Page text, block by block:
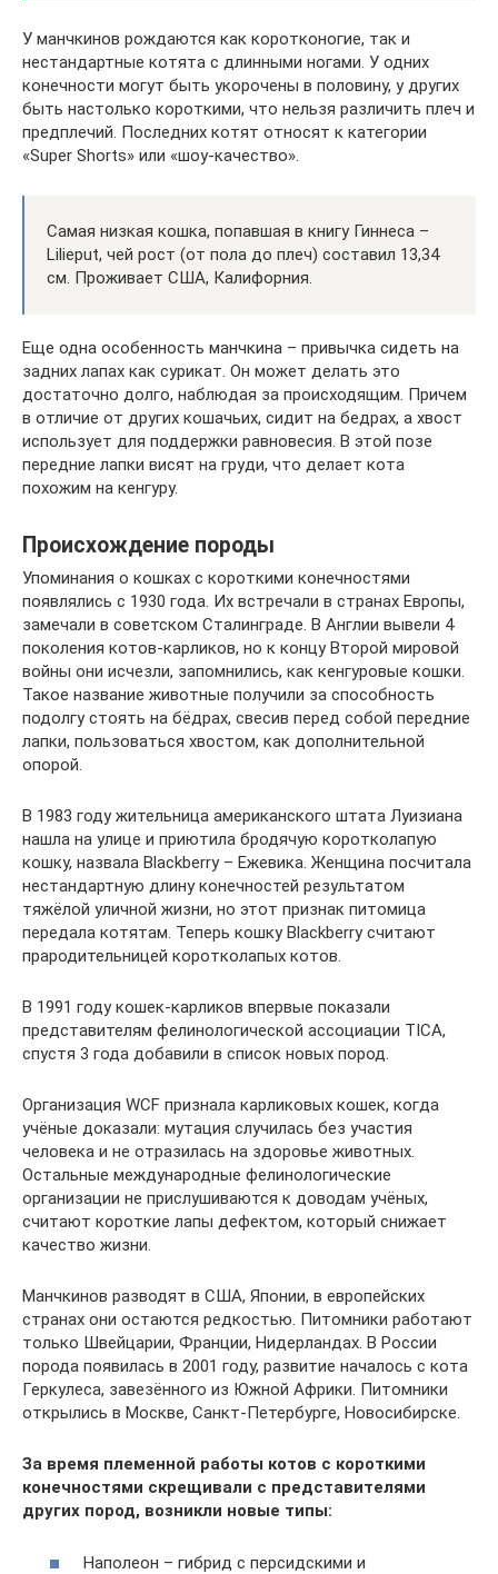
У манчкинов рождаются как коротконогие, так и
нестандартные котята с длинными ногами. У одних
конечности могут быть укорочены в половину, у других
быть настолько короткими, что нельзя различить плеч и
предплечий. Последних котят относят к категории
«Super Shorts» или «шоу-качество».
Самая низкая кошка, попавшая в книгу Гиннеса –
Lilieput, чей рост (от пола до плеч) составил 13,34
см. Проживает США, Калифорния.
Еще одна особенность манчкина – привычка сидеть на
задних лапах как сурикат. Он может делать это
достаточно долго, наблюдая за происходящим. Причем
в отличие от других кошачьих, сидит на бедрах, а хвост
использует для поддержки равновесия. В этой позе
передние лапки висят на груди, что делает кота
похожим на кенгуру.
Происхождение породы
Упоминания о кошках с короткими конечностями
появлялись с 1930 года. Их встречали в странах Европы,
замечали в советском Сталинграде. В Англии вывели 4
поколения котов-карликов, но к концу Второй мировой
войны они исчезли, запомнились, как кенгуровые кошки.
Такое название животные получили за способность
подолгу стоять на бёдрах, свесив перед собой передние
лапки, пользоваться хвостом, как дополнительной
опорой.
В 1983 году жительница американского штата Луизиана
нашла на улице и приютила бродячую коротколапую
кошку, назвала Blackberry – Ежевика. Женщина посчитала
нестандартную длину конечностей результатом
тяжёлой уличной жизни, но этот признак питомица
передала котятам. Теперь кошку Blackberry считают
прародительницей коротколапых котов.
В 1991 году кошек-карликов впервые показали
представителям фелинологической ассоциации TICA,
спустя 3 года добавили в список новых пород.
Организация WCF признала карликовых кошек, когда
учёные доказали: мутация случилась без участия
человека и не отразилась на здоровье животных.
Остальные международные фелинологические
организации не прислушиваются к доводам учёных,
считают короткие лапы дефектом, который снижает
качество жизни.
Манчкинов разводят в США, Японии, в европейских
странах они остаются редкостью. Питомники работают
только Швейцарии, Франции, Нидерландах. В России
порода появилась в 2001 году, развитие началось с кота
Геркулеса, завезённого из Южной Африки. Питомники
открылись в Москве, Санкт-Петербурге, Новосибирске.
За время племенной работы котов с короткими
конечностями скрещивали с представителями
других пород, возникли новые типы:
Наполеон – гибрид с персидскими и